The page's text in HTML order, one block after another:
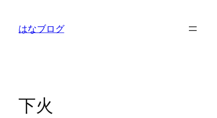
はなブログ
下火